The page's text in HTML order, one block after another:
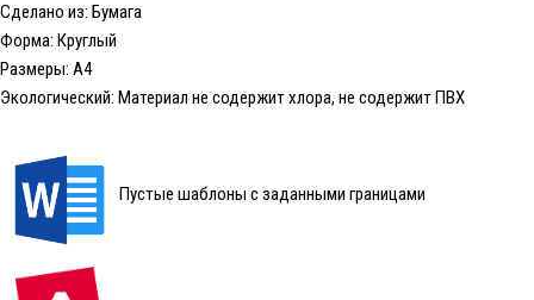
Сделано из: Бумага
Форма: Круглый
Размеры: А4
Экологический: Материал не содержит хлора, не содержит ПВХ
Пустые шаблоны с заданными границами